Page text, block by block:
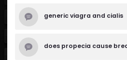
generic viagra and cialis
does propecia cause